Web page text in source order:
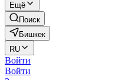
Ещё
Поиск
Бишкек
RU
Войти
Войти